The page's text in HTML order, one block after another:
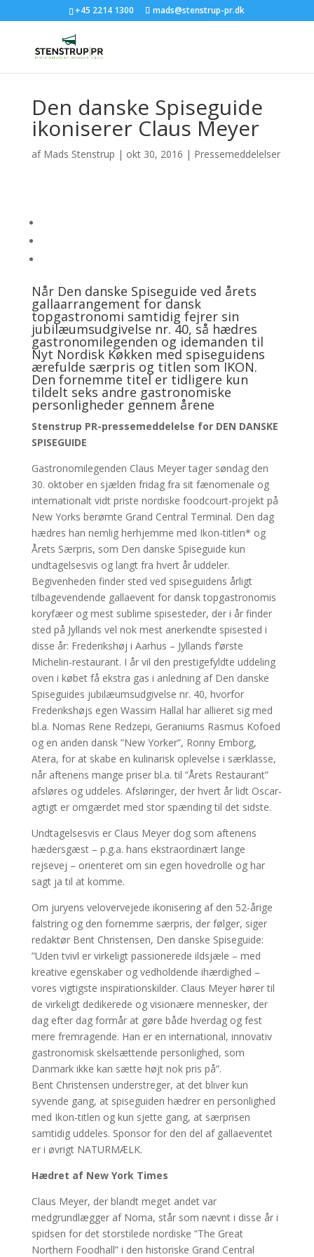
+45 2214 1300 mads@stenstrup-pr.dk
Den danske Spiseguide
ikoniserer Claus Meyer
af Mads Stenstrup | okt 30, 2016 | Pressemeddelelser
Når Den danske Spiseguide ved årets
gallaarrangement for dansk
topgastronomi samtidig fejrer sin
jubilæumsudgivelse nr. 40, så hædres
gastronomilegenden og idemanden til
Nyt Nordisk Køkken med spiseguidens
ærefulde særpris og titlen som IKON.
Den fornemme titel er tidligere kun
tildelt seks andre gastronomiske
personligheder gennem årene
Stenstrup PR-pressemeddelelse for DEN DANSKE
SPISEGUIDE
Gastronomilegenden Claus Meyer tager søndag den
30. oktober en sjælden fridag fra sit fænomenale og
internationalt vidt priste nordiske foodcourt-projekt på
New Yorks berømte Grand Central Terminal. Den dag
hædres han nemlig herhjemme med Ikon-titlen* og
Årets Særpris, som Den danske Spiseguide kun
undtagelsesvis og langt fra hvert år uddeler.
Begivenheden finder sted ved spiseguidens årligt
tilbagevendende gallaevent for dansk topgastronomis
koryfæer og mest sublime spisesteder, der i år finder
sted på Jyllands vel nok mest anerkendte spisested i
disse år: Frederikshøj i Aarhus – Jyllands f’ørste
Michelin-restaurant. I år vil den prestigefyldte uddeling
oven i købet få ekstra gas i anledning af Den danske
Spiseguides jubilæumsudgivelse nr. 40, hvorfor
Frederikshøjs egen Wassim Hallal har allieret sig med
bl.a. Nomas Rene Redzepi, Geraniums Rasmus Kofoed
og en anden dansk ”New Yorker”, Ronny Emborg,
Atera, for at skabe en kulinarisk oplevelse i særklasse,
når aftenens mange priser bl.a. til ”Årets Restaurant”
afsløres og uddeles. Afsløringer, der hvert år lidt Oscar-
agtigt er omgærdet med stor spænding til det sidste.
Undtagelsesvis er Claus Meyer dog som aftenens
hædersgæst – p.g.a. hans ekstraordinært lange
rejsevej – orienteret om sin egen hovedrolle og har
sagt ja til at komme.
Om juryens velovervejede ikonisering af den 52-årige
falstring og den fornemme særpris, der følger, siger
redaktør Bent Christensen, Den danske Spiseguide:
”Uden tvivl er virkeligt passionerede ildsjæle – med
kreative egenskaber og vedholdende ihærdighed –
vores vigtigste inspirationskilder. Claus Meyer hører til
de virkeligt dedikerede og visionære mennesker, der
dag efter dag formår at gøre både hverdag og fest
mere fremragende. Han er en international, innovativ
gastronomisk skelsættende personlighed, som
Danmark ikke kan sætte højt nok pris på”.
Bent Christensen understreger, at det bliver kun
syvende gang, at spiseguiden hædrer en personlighed
med Ikon-titlen og kun sjette gang, at særprisen
samtidig uddeles. Sponsor for den del af gallaeventet
er i øvrigt NATURMÆLK.
Hædret af New York Times
Claus Meyer, der blandt meget andet var
medgrundlægger af Noma, står som nævnt i disse år i
spidsen for det storstilede nordiske ”The Great
Northern Foodhall” i den historiske Grand Central